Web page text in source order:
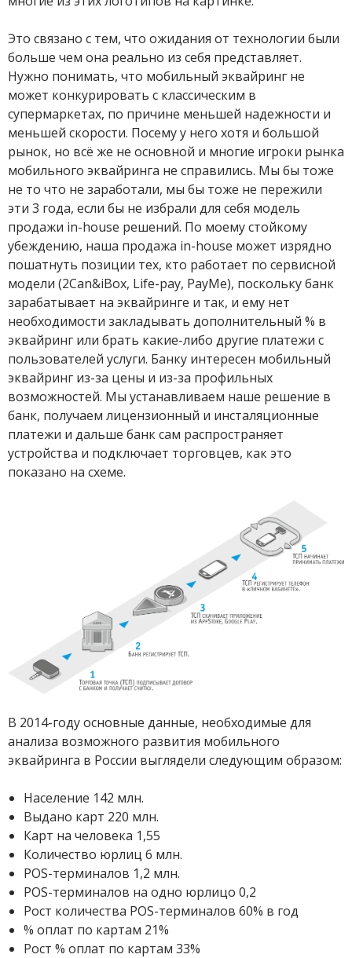
Это связано с тем, что ожидания от технологии были
больше чем она реально из себя представляет.
Нужно понимать, что мобильный эквайринг не
может конкурировать с классическим в
супермаркетах, по причине меньшей надежности и
меньшей скорости. Посему у него хотя и большой
рынок, но всё же не основной и многие игроки рынка
мобильного эквайринга не справились. Мы бы тоже
не то что не заработали, мы бы тоже не пережили
эти 3 года, если бы не избрали для себя модель
продажи in-house решений. По моему стойкому
убеждению, наша продажа in-house может изрядно
пошатнуть позиции тех, кто работает по сервисной
модели (2Can&iBox, Life-pay, PayMe), поскольку банк
зарабатывает на эквайринге и так, и ему нет
необходимости закладывать дополнительный % в
эквайринг или брать какие-либо другие платежи с
пользователей услуги. Банку интересен мобильный
эквайринг из-за цены и из-за профильных
возможностей. Мы устанавливаем наше решение в
банк, получаем лицензионный и инсталяционные
платежи и дальше банк сам распространяет
устройства и подключает торговцев, как это
показано на схеме.
В 2014-году основные данные, необходимые для
анализа возможного развития мобильного
эквайринга в России выглядели следующим образом:
Население 142 млн.
Выдано карт 220 млн.
Карт на человека 1,55
Количество юрлиц 6 млн.
POS-терминалов 1,2 млн.
POS-терминалов на одно юрлицо 0,2
Рост количества POS-терминалов 60% в год
% оплат по картам 21%
Рост % оплат по картам 33%